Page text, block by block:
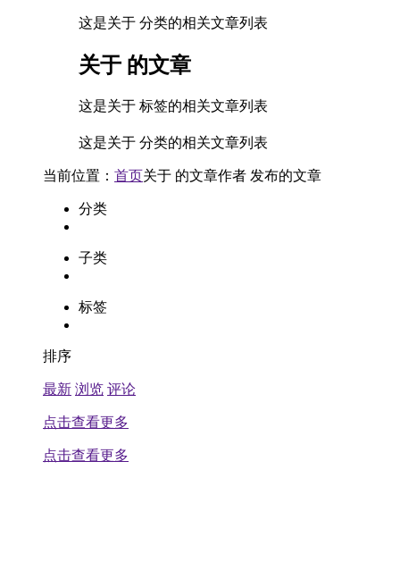
这是关于 分类的相关文章列表
关于 的文章
这是关于 标签的相关文章列表
这是关于 分类的相关文章列表
当前位置： 首页关于 的文章作者 发布的文章
分类
子类
标签
排序
最新 浏览 评论
点击查看更多
点击查看更多